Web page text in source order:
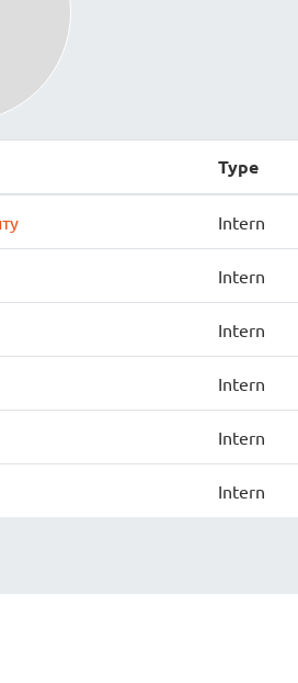
Type
Intern
Intern
Intern
Intern
Intern
Intern